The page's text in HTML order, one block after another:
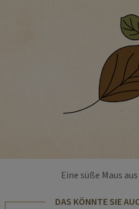
Eine süße Maus
DAS KÖNNTE SIE